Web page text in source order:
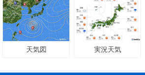
天気図 実況天気